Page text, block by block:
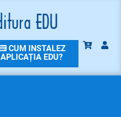
CUM INSTALEZ
APLICAȚIA EDU?